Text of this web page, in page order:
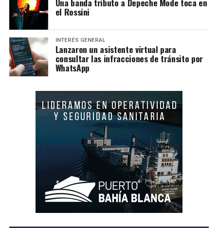
el Rossini
INTERÉS GENERAL
Lanzaron un asistente virtual para
consultar las infracciones de tránsito por
WhatsApp